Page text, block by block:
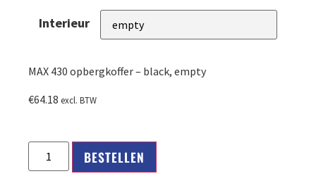
Interieur
MAX 430 opbergkoffer – black, empty
€64.18 excl. BTW
BESTELLEN